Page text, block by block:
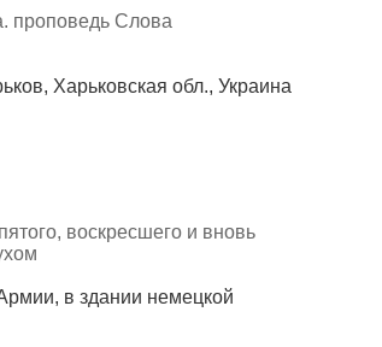
проповедь Слова
Харьковская обл., Украина
воскресшего и вновь
в здании немецкой